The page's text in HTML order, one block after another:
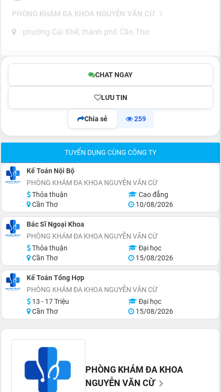
PHÒNG KHÁM ĐA KHOA NGUYỄN VĂN CỪ
phường Cái Khế, thành phố Cần Thơ
CHAT NGAY
LƯU TIN
Chia sẻ 259
TUYỂN DỤNG CÙNG CÔNG TY
Kế Toán Nội Bộ
PHÒNG KHÁM ĐA KHOA NGUYỄN VĂN CỪ
Thỏa thuận
Cao đẳng
Cần Thơ
10/08/2026
Bác Sĩ Ngoại Khoa
PHÒNG KHÁM ĐA KHOA NGUYỄN VĂN CỪ
Thỏa thuận
Đại học
Cần Thơ
15/08/2026
Kế Toán Tổng Hợp
PHÒNG KHÁM ĐA KHOA NGUYỄN VĂN CỪ
13 - 17 Triệu
Đại học
Cần Thơ
15/08/2026
PHÒNG KHÁM ĐA KHOA
NGUYỄN VĂN CỪ